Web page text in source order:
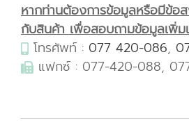
หากท่านต้องการข้อมูลหรือมีข้อ
กับสินค้า เพื่อสอบถามข้อมูลเพิ่ม
โทรศัพท์ : 077 420-086,
แฟกซ์ : 077-420-088,